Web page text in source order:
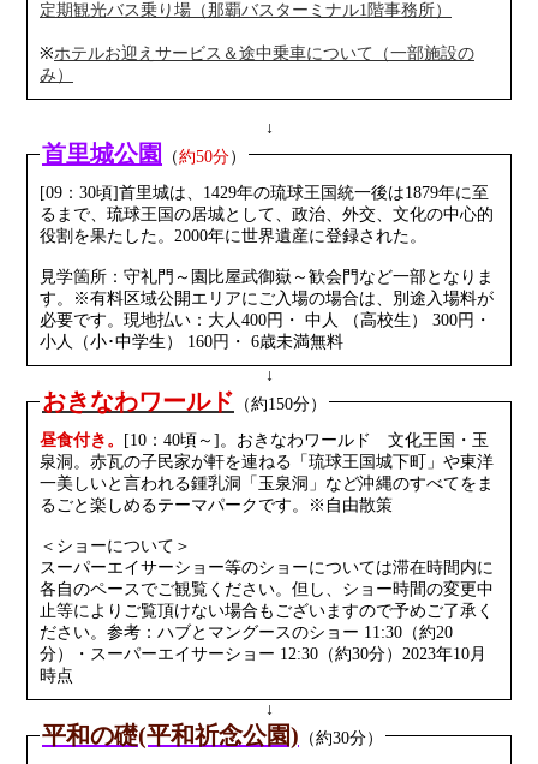
定期観光バス乗り場（那覇バスターミナル1階事務所）
※ホテルお迎えサービス＆途中乗車について（一部施設の
み）
↓
首里城公園 （約50分）
[09：30頃]首里城は、1429年の琉球王国統一後は1879年に至
るまで、琉球王国の居城として、政治、外交、文化の中心的
役割を果たした。2000年に世界遺産に登録された。
見学箇所：守礼門～園比屋武御嶽～歓会門など一部となりま
す。※有料区域公開エリアにご入場の場合は、別途入場料が
必要です。現地払い：大人400円・ 中人 （高校生） 300円・
小人（小･中学生） 160円・ 6歳未満無料
↓
おきなわワールド （約150分）
昼食付き。
[10：40頃～]。 おきなわワールド 文化王国・玉
泉洞。 赤瓦の子民家が軒を連ねる「琉球王国城下町」や東洋
一美しいと言われる鍾乳洞「玉泉洞」など沖縄のすべてをま
るごと楽しめるテーマパークです。※自由散策
＜ショーについて＞
スーパーエイサーショー等のショーについては滞在時間内に
各自のペースでご観覧ください。但し、ショー時間の変更中
止等によりご覧頂けない場合もございますので予めご了承く
ださい。参考：ハブとマングースのショー 11:30（約20
分）・スーパーエイサーショー 12:30（約30分）2023年10月
時点
↓
平和の礎(平和祈念公園) （約30分）